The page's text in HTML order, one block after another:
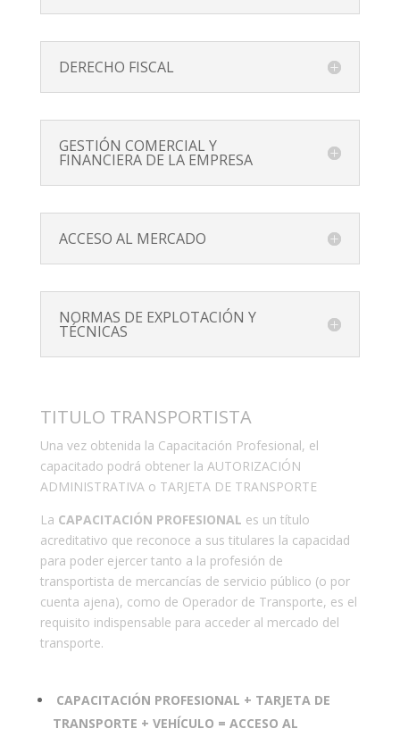
DERECHO FISCAL
GESTIÓN COMERCIAL Y
FINANCIERA DE LA EMPRESA
ACCESO AL MERCADO
NORMAS DE EXPLOTACIÓN Y
TÉCNICAS
TITULO TRANSPORTISTA
Una vez obtenida la Capacitación Profesional, el
capacitado podrá obtener la AUTORIZACIÓN
ADMINISTRATIVA o TARJETA DE TRANSPORTE
La CAPACITACIÓN PROFESIONAL es un título
acreditativo que reconoce a sus titulares la capacidad
para poder ejercer tanto a la profesión de
transportista de mercancías de servicio público (o por
cuenta ajena), como de Operador de Transporte, es el
requisito indispensable para acceder al mercado del
transporte.
CAPACITACIÓN PROFESIONAL + TARJETA DE
TRANSPORTE + VEHÍCULO = ACCESO AL